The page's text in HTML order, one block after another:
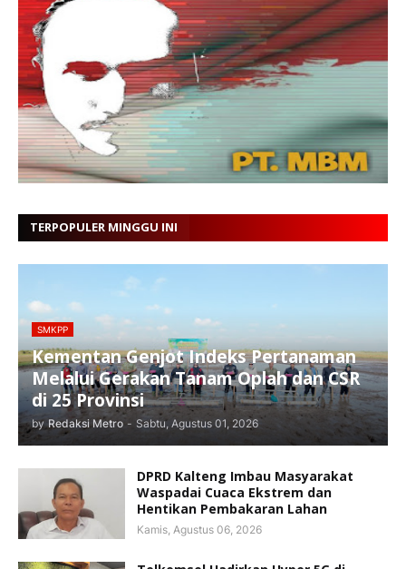
TERPOPULER MINGGU INI
SMKPP
Kementan Genjot Indeks Pertanaman
Melalui Gerakan Tanam Oplah dan CSR
di 25 Provinsi
by Redaksi Metro - Sabtu, Agustus 01, 2026
DPRD Kalteng Imbau Masyarakat
Waspadai Cuaca Ekstrem dan
Hentikan Pembakaran Lahan
Kamis, Agustus 06, 2026